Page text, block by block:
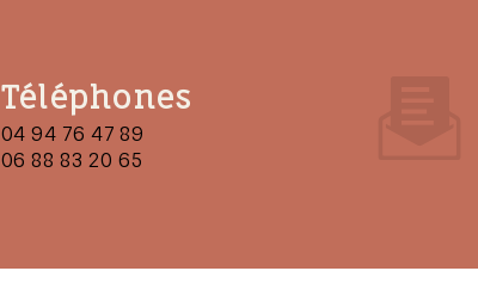
Téléphones
04 94 76 47 89
06 88 83 20 65